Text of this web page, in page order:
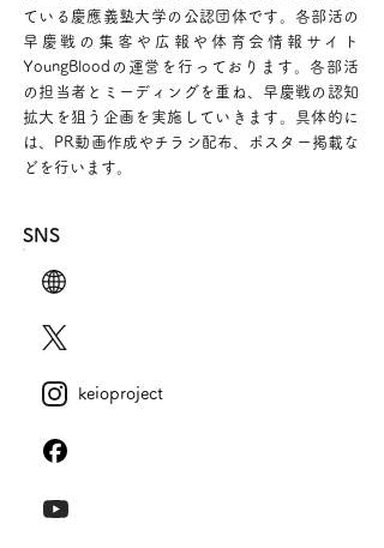
ている慶應義塾大学の公認団体です。各部活の
早慶戦の集客や広報や体育会情報サイト
YoungBloodの運営を行っております。各部活
の担当者とミーディングを重ね、早慶戦の認知
拡大を狙う企画を実施していきます。具体的に
は、PR動画作成やチラシ配布、ポスター掲載な
どを行います。
SNS
keioproject